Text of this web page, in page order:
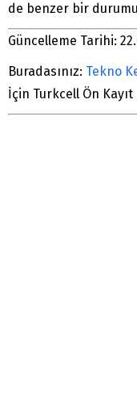
de benzer bir
Güncelleme Tarihi:
Buradasınız: Tekno
İçin Turkcell Ön Kayıt